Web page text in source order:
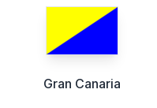
Gran Canaria